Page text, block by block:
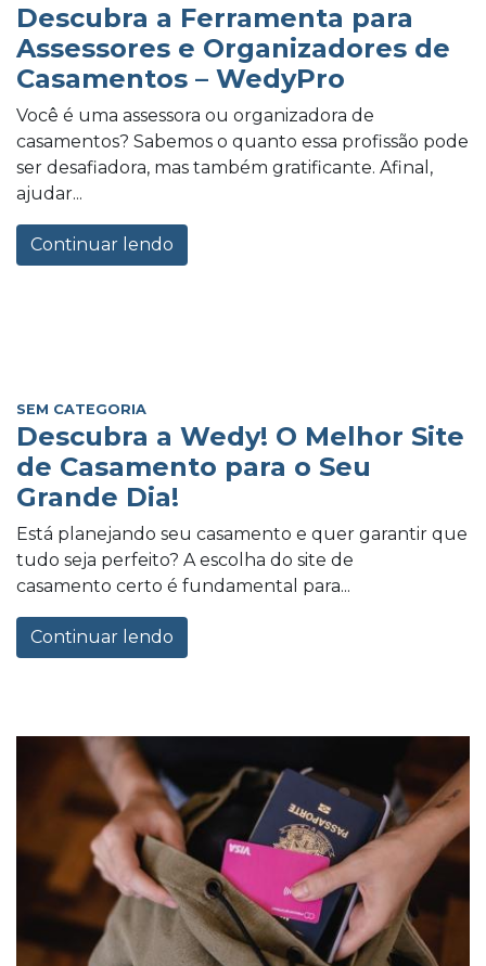
Descubra a Ferramenta para
Assessores e Organizadores de
Casamentos – WedyPro
Você é uma assessora ou organizadora de
casamentos? Sabemos o quanto essa profissão pode
ser desafiadora, mas também gratificante. Afinal,
ajudar...
Continuar lendo
SEM CATEGORIA
Descubra a Wedy! O Melhor Site
de Casamento para o Seu
Grande Dia!
Está planejando seu casamento e quer garantir que
tudo seja perfeito? A escolha do site de
casamento certo é fundamental para...
Continuar lendo